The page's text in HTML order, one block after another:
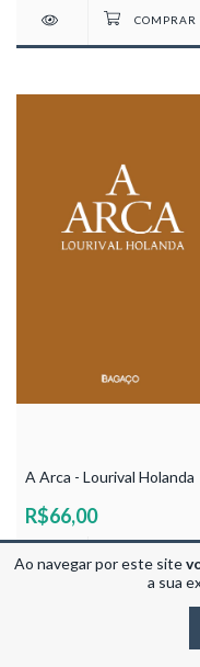
Ao navegar por este site
a sua
A Arca - Lourival Holanda
R$66,00